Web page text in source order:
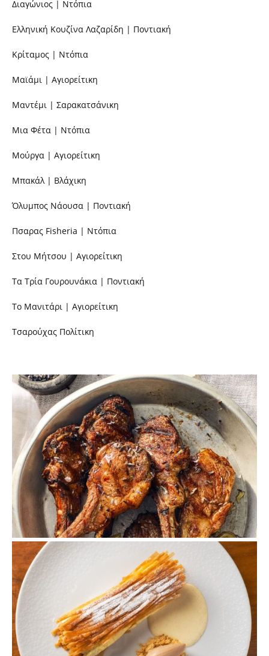
Διαγώνιος | Ντόπια
Ελληνική Κουζίνα Λαζαρίδη | Ποντιακή
Κρίταμος | Ντόπια
Μαϊάμι | Αγιορείτικη
Μαντέμι | Σαρακατσάνικη
Μια Φέτα | Ντόπια
Μούργα | Αγιορείτικη
Μπακάλ | Βλάχικη
Όλυμπος Νάουσα | Ποντιακή
Πσαρας Fisheria | Ντόπια
Στου Μήτσου | Αγιορείτικη
Τα Τρία Γουρουνάκια | Ποντιακή
Το Μανιτάρι | Αγιορείτικη
Τσαρούχας Πολίτικη